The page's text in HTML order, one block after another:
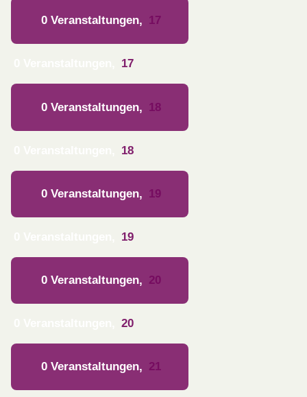
0 Veranstaltungen, 17
17
0 Veranstaltungen, 18
18
0 Veranstaltungen, 19
19
0 Veranstaltungen, 20
20
0 Veranstaltungen, 21